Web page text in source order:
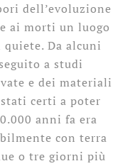
dell’evoluzione
ai morti un luogo
Da alcuni
a studi
e dei materiali
certi a poter
anni fa era
con terra
o tre giorni più